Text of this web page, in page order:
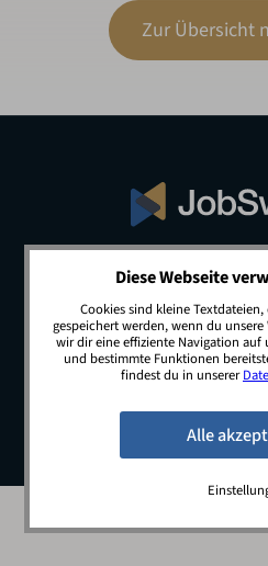
Zur Übersicht
© 2026 JobSwop.io ·
Blog Jobs
Preise
Impressum
Diese Webseite
Cookies sind kleine
gespeichert werden, wenn du
wir dir eine effiziente Navigation auf
und bestimmte Funktionen
findest du in unserer